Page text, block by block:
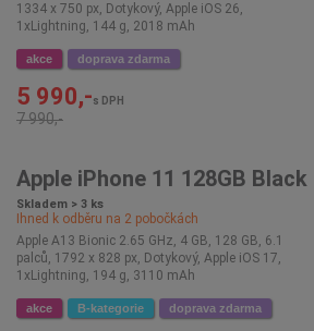
1334 x 750 px, Dotykový, Apple iOS 26,
1xLightning, 144 g, 2018 mAh
akce doprava zdarma
5 990,-s DPH
7 990,-
Apple iPhone 11 128GB Black
Skladem > 3 ks
Ihned k odběru na 2 pobočkách
Apple A13 Bionic 2.65 GHz, 4 GB, 128 GB, 6.1
palců, 1792 x 828 px, Dotykový, Apple iOS 17,
1xLightning, 194 g, 3110 mAh
akce B-kategorie doprava zdarma